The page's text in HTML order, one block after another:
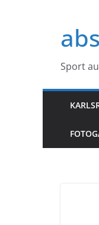
springen
Sport